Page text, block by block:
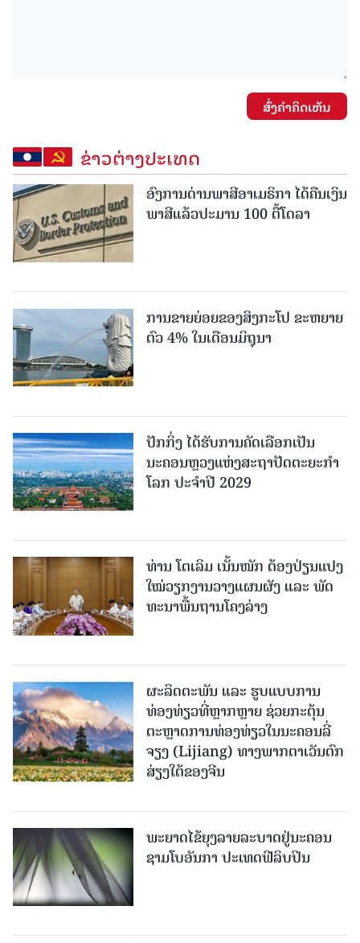
ສົ່ງຄໍາຄິດເຫັນ
ຂ່າວຕ່າງປະເທດ
ອົງການດ່ານພາສີອາເມຣິກາ ໄດ້ຄືນເງິນ
ພາສີແລ້ວປະມານ 100 ຕື້ໂດລາ
ການຂາຍຍ່ອຍຂອງສິງກະໂປ ຂະຫຍາຍ
ຕົວ 4% ໃນເດືອນມິຖຸນາ
ປັກກິ່ງ ໄດ້ຮັບການຄັດເລືອກເປັນ
ນະຄອນຫຼວງແຫ່ງສະຖາປັດຕະຍະກຳ
ໂລກ ປະຈຳປີ 2029
ທ່ານ ໂຕ​ເລິມ ເນັ້ນໜັກ ຕ້ອງ​ປ່ຽນ​ແປງ​
ໃໝ່​ວຽກ​ງານ​ວາງ​ແຜນ​ຜັງ ແລະ ​ພັດ​
ທະ​ນາ​ພື້ນ​ຖານ​ໂຄງ​ລ່າງ
ຜະລິດຕະພັນ ແລະ ຮູບແບບການ
ທ່ອງທ່ຽວທີ່ຫຼາກຫຼາຍ ຊ່ວຍກະຕຸ້ນ
ຕະຫຼາດການທ່ອງທ່ຽວໃນນະຄອນລີ່
ຈຽງ (Lijiang) ທາງພາກຕາເວັນຕົກ
ສ່ຽງໃຕ້ຂອງຈີນ
ພະຍາດໄຂ້ຍຸງລາຍລະບາດຢູ່ນະຄອນ
ຊາມໂບ​ອັນກາ ປະເທດຟີລິບປິນ